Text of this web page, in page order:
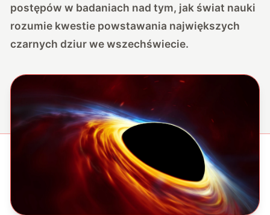
postępów w badaniach nad tym, jak świat nauki
rozumie kwestie powstawania największych
czarnych dziur we wszechświecie.